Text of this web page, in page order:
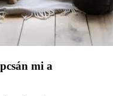
mi a